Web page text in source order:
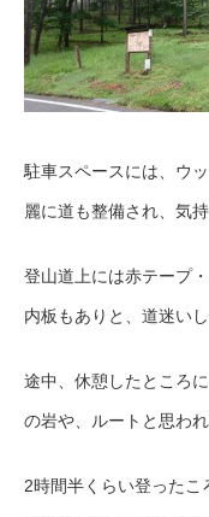
駐車スペースには、ウ
麗に道も整備され、気
登山道上には赤テープ
内板もありと、道迷い
途中、休憩したところ
の岩や、ルートと思わ
2時間半くらい登ったこ